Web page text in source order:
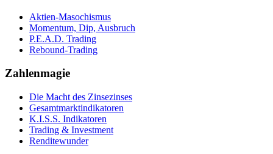
Aktien-Masochismus
Momentum, Dip, Ausbruch
P.E.A.D. Trading
Rebound-Trading
Zahlenmagie
Die Macht des Zinsezinses
Gesamtmarktindikatoren
K.I.S.S. Indikatoren
Trading & Investment
Renditewunder